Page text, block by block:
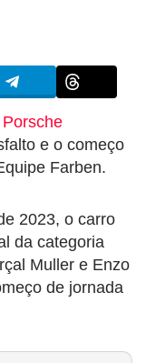
Porsche
e o começo
Farben.
2023, o carro
da categoria
Muller e Enzo
de jornada